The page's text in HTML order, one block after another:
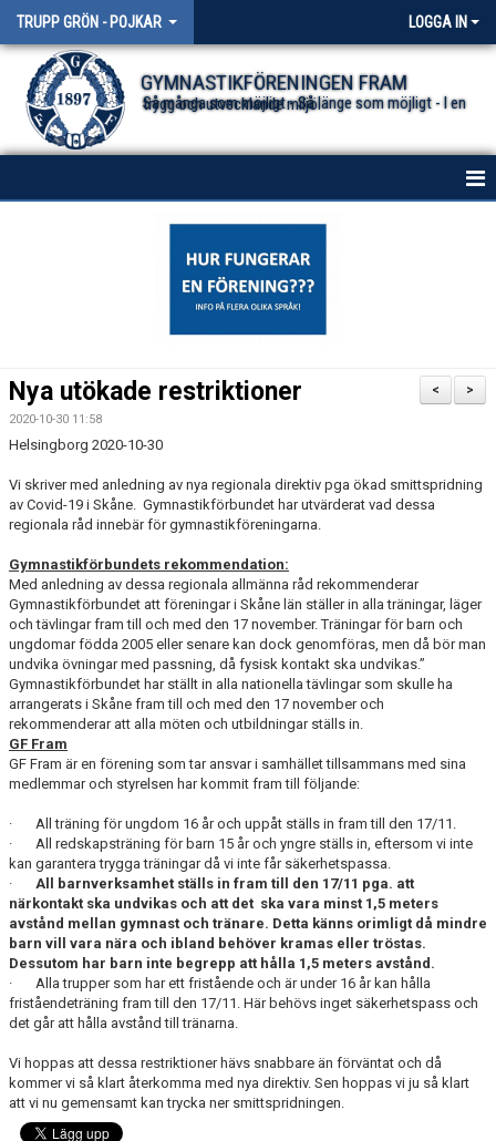
TRUPP GRÖN - POJKAR LOGGA IN
GYMNASTIKFÖRENINGEN FRAM
Så många som möjligt - Så länge som möjligt - I en trygg och utvecklande miljö.
BESTÄLLA FÖRENINGSKLÄDER
>
<
Nya utökade restriktioner
2020-10-30 11:58
Helsingborg 2020-10-30
Vi skriver med anledning av nya regionala direktiv pga ökad smittspridning
av Covid-19 i Skåne. Gymnastikförbundet har utvärderat vad dessa
regionala råd innebär för gymnastikföreningarna.
Gymnastikförbundets rekommendation:
Med anledning av dessa regionala allmänna råd rekommenderar
Gymnastikförbundet att föreningar i Skåne län ställer in alla träningar, läger
och tävlingar fram till och med den 17 november. Träningar för barn och
ungdomar födda 2005 eller senare kan dock genomföras, men då bör man
undvika övningar med passning, då fysisk kontakt ska undvikas.”
Gymnastikförbundet har ställt in alla nationella tävlingar som skulle ha
arrangerats i Skåne fram till och med den 17 november och
rekommenderar att alla möten och utbildningar ställs in.
GF Fram
GF Fram är en förening som tar ansvar i samhället tillsammans med sina
medlemmar och styrelsen har kommit fram till följande:
· All träning för ungdom 16 år och uppåt ställs in fram till den 17/11.
· All redskapsträning för barn 15 år och yngre ställs in, eftersom vi inte
kan garantera trygga träningar då vi inte får säkerhetspassa.
· All barnverksamhet ställs in fram till den 17/11 pga. att
närkontakt ska undvikas och att det ska vara minst 1,5 meters
avstånd mellan gymnast och tränare. Detta känns orimligt då mindre
barn vill vara nära och ibland behöver kramas eller tröstas.
Dessutom har barn inte begrepp att hålla 1,5 meters avstånd.
· Alla trupper som har ett fristående och är under 16 år kan hålla
friståendeträning fram till den 17/11. Här behövs inget säkerhetspass och
det går att hålla avstånd till tränarna.
Vi hoppas att dessa restriktioner hävs snabbare än förväntat och då
kommer vi så klart återkomma med nya direktiv. Sen hoppas vi ju så klart
att vi nu gemensamt kan trycka ner smittspridningen.